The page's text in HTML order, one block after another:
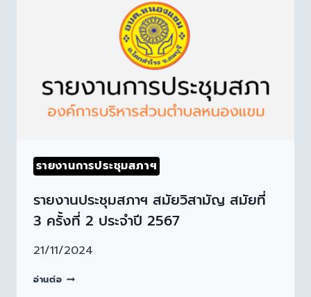
รายงานการประชุมสภาฯ
รายงานประชุมสภาฯ สมัยวิสามัญ สมัยที่
3 ครั้งที่ 2 ประจำปี 2567
21/11/2024
อ่านต่อ